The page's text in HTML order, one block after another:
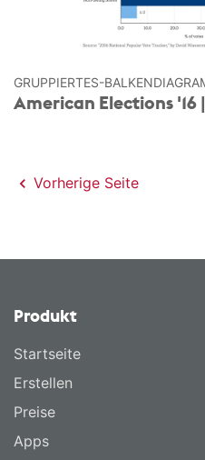
GRUPPIERTES-
American Elections '16
Vorherige Seite
Produkt
Startseite
Erstellen
Preise
Apps